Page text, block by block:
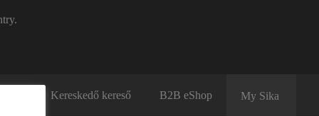
Kereskedő kereső B2B eShop My Sika